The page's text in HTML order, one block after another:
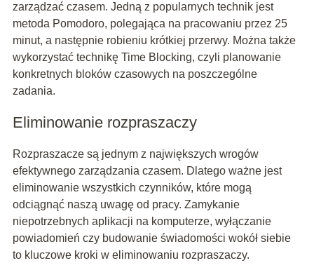
zarządzać czasem. Jedną z popularnych technik jest
metoda Pomodoro, polegająca na pracowaniu przez 25
minut, a następnie robieniu krótkiej przerwy. Można także
wykorzystać technikę Time Blocking, czyli planowanie
konkretnych bloków czasowych na poszczególne
zadania.
Eliminowanie rozpraszaczy
Rozpraszacze są jednym z największych wrogów
efektywnego zarządzania czasem. Dlatego ważne jest
eliminowanie wszystkich czynników, które mogą
odciągnąć naszą uwagę od pracy. Zamykanie
niepotrzebnych aplikacji na komputerze, wyłączanie
powiadomień czy budowanie świadomości wokół siebie
to kluczowe kroki w eliminowaniu rozpraszaczy.